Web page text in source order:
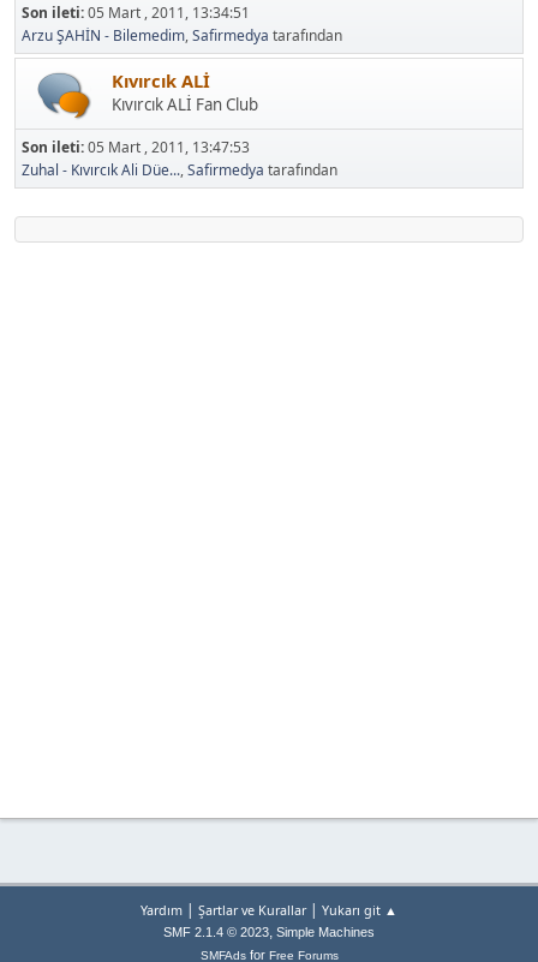
Son ileti:05 Mart , 2011, 13:34:51
Arzu ŞAHİN - Bilemedim,Safirmedya tarafından
Kıvırcık ALİ
Kıvırcık ALİ Fan Club
Son ileti:05 Mart , 2011, 13:47:53
Zuhal - Kıvırcık Ali Düe...,Safirmedya tarafından
Yardım | Şartlar ve Kurallar| Yukarı git ▲
SMF 2.1.4 © 2023, Simple Machines
SMFAdsfor Free Forums